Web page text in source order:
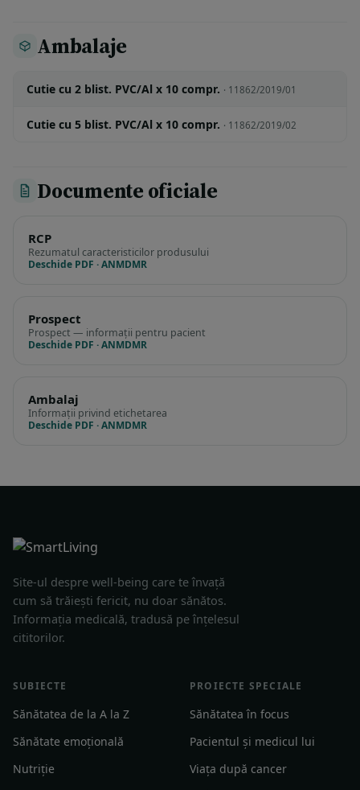
Ambalaje
Cutie cu 2 blist. PVC/Al x 10 compr. · 11862/2019/01
Cutie cu 5 blist. PVC/Al x 10 compr. · 11862/2019/02
Documente oficiale
RCP
Rezumatul caracteristicilor produsului
Deschide PDF · ANMDMR
Prospect
Prospect — informații pentru pacient
Deschide PDF · ANMDMR
Ambalaj
Informații privind etichetarea
Deschide PDF · ANMDMR
Site-ul despre well-being care te învață
cum să trăiești fericit, nu doar sănătos.
Informația medicală, tradusă pe înțelesul
cititorilor.
SUBIECTE
Sănătatea de la A la Z
Sănătate emoțională
Nutriție
PROIECTE SPECIALE
Sănătatea în focus
Pacientul și medicul lui
Viața după cancer